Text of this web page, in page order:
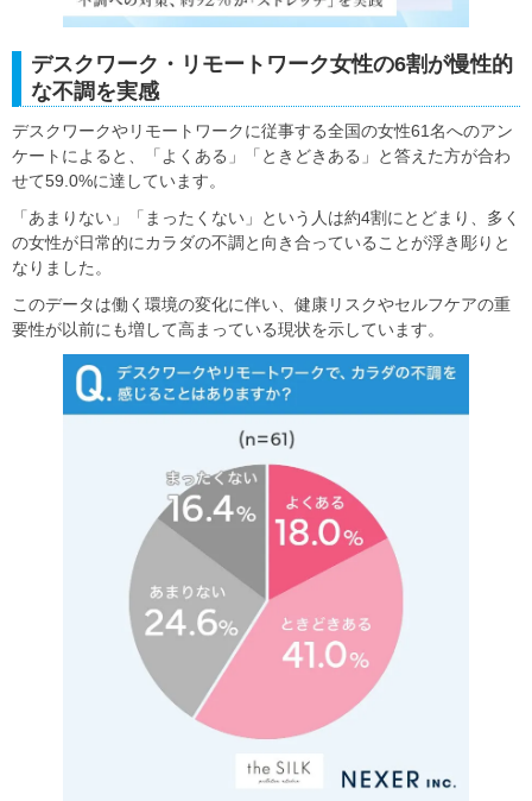
デスクワーク・リモートワーク女性の6割が慢性的
な不調を実感
デスクワークやリモートワークに従事する全国の女性61名へのアン
ケートによると、「よくある」「ときどきある」と答えた方が合わ
せて59.0%に達しています。
「あまりない」「まったくない」という人は約4割にとどまり、多く
の女性が日常的にカラダの不調と向き合っていることが浮き彫りと
なりました。
このデータは働く環境の変化に伴い、健康リスクやセルフケアの重
要性が以前にも増して高まっている現状を示しています。